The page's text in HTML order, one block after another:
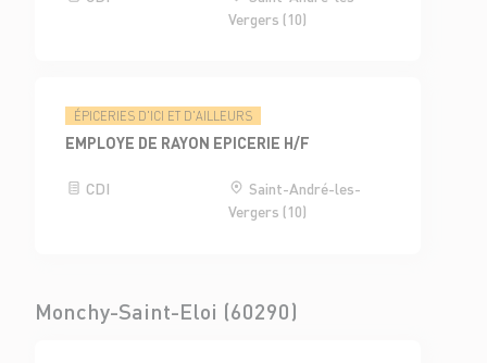
Vergers (10)
ÉPICERIES D'ICI ET D'AILLEURS
EMPLOYE DE RAYON EPICERIE H/F
CDI
Saint-André-les-
Vergers (10)
Monchy-Saint-Eloi (60290)